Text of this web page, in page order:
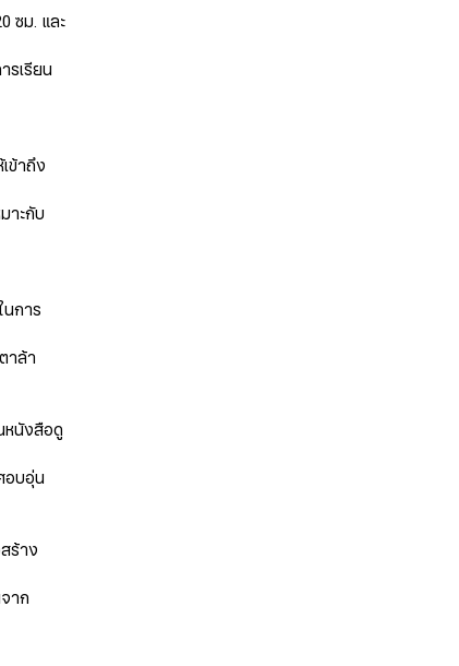
ซม. และ
รเรียน
ข้าถึง
าะกับ
การ
าล้า
หนังสือดู
อบอุ่น
ร้าง
าก